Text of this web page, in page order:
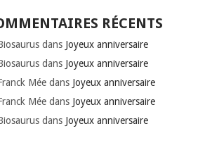
RÉCENTS
dans Joyeux anniversaire
dans Joyeux anniversaire
Mée dans Joyeux anniversaire
Mée dans Joyeux anniversaire
dans Joyeux anniversaire